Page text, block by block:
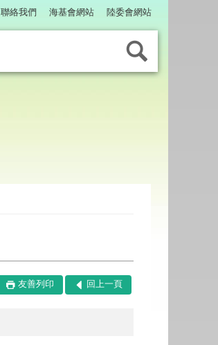
聯絡我們 海基會網站 陸委會網站
回上一頁
友善列印